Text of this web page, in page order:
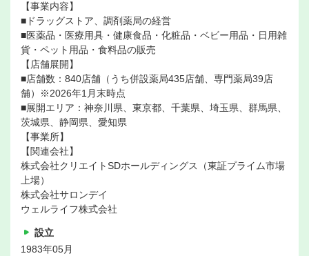
【事業内容】
■ドラッグストア、調剤薬局の経営
■医薬品・医療用具・健康食品・化粧品・ベビー用品・日用雑
貨・ペット用品・食料品の販売
【店舗展開】
■店舗数：840店舗（うち併設薬局435店舗、専門薬局39店
舗）※2026年1月末時点
■展開エリア：神奈川県、東京都、千葉県、埼玉県、群馬県、
茨城県、静岡県、愛知県
【事業所】
【関連会社】
株式会社クリエイトSDホールディングス（東証プライム市場
上場）
株式会社サロンデイ
ウェルライフ株式会社
設立
1983年05月